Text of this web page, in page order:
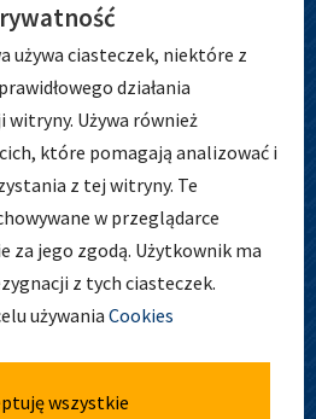
ADRES
Przedszkolny nr 5
127
używa ciasteczek, niektóre z
działania
Używa również
które pomagają analizować i
z tej witryny. Te
w przeglądarce
za jego zgodą. Użytkownik ma
z tych ciasteczek.
używania Cookies
wszystkie